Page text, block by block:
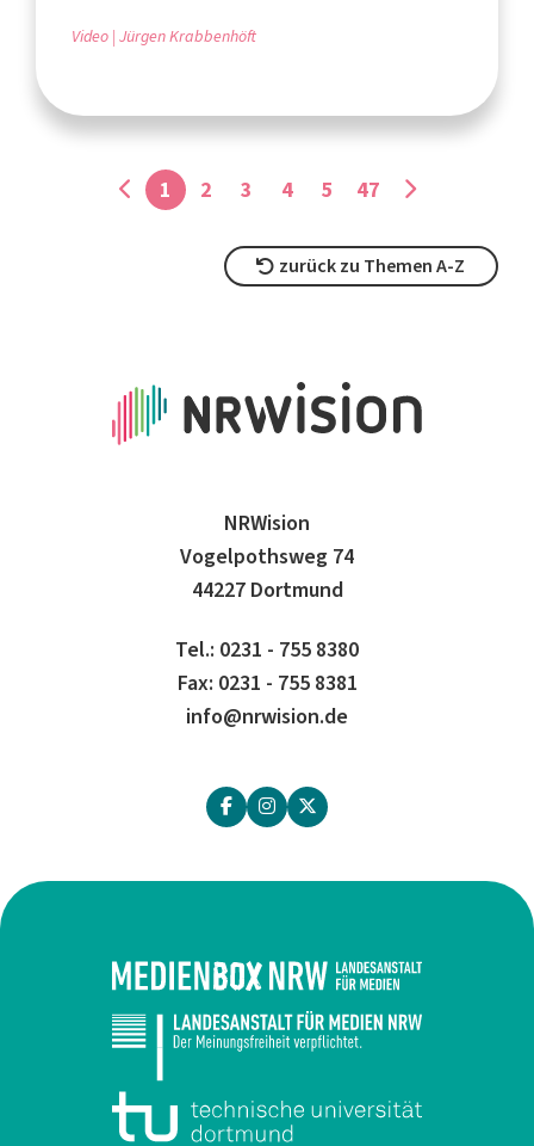
Video Jürgen Krabbenhöft
1 2 3 4 5 47
zurück zu Themen A-Z
NRWision
Vogelpothsweg 74
44227 Dortmund
Tel.: 0231 - 755 8380
Fax: 0231 - 755 8381
info@nrwision.de